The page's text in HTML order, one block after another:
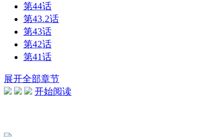
第44话
第43.2话
第43话
第42话
第41话
展开全部章节
开始阅读